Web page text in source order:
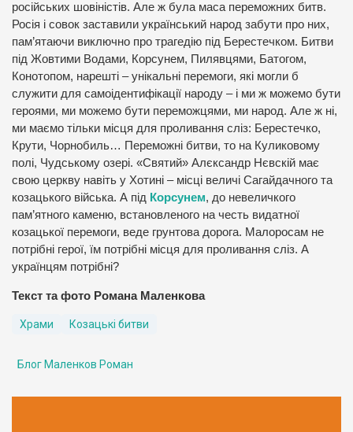
російських шовіністів. Але ж була маса переможних битв.
Росія і совок заставили український народ забути про них,
пам’ятаючи виключно про трагедію під Берестечком. Битви
під Жовтими Водами, Корсунем, Пилявцями, Батогом,
Конотопом, нарешті – унікальні перемоги, які могли б
служити для самоідентифікації народу – і ми ж можемо бути
героями, ми можемо бути переможцями, ми народ. Але ж ні,
ми маємо тільки місця для проливання сліз: Берестечко,
Крути, Чорнобиль… Переможні битви, то на Куликовому
полі, Чудському озері. «Святий» Алєксандр Нєвскій має
свою церкву навіть у Хотині – місці величі Сагайдачного та
козацького війська. А під Корсунем, до невеличкого
пам’ятного каменю, встановленого на честь видатної
козацької перемоги, веде грунтова дорога. Малоросам не
потрібні герої, їм потрібні місця для проливання сліз. А
українцям потрібні?
Текст та фото Романа Маленкова
Храми Козацькі битви
Блог Маленков Роман